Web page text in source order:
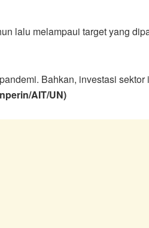
lalu melampaui target yang
Bahkan, investasi sektor
AIT/UN)